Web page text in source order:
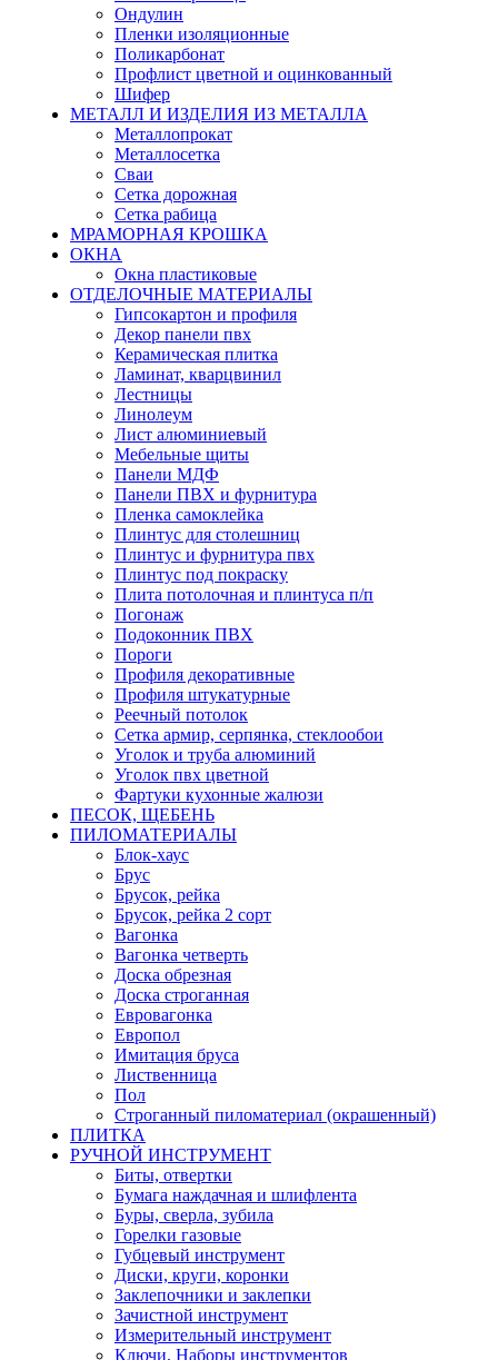
Ондулин
Пленки изоляционные
Поликарбонат
Профлист цветной и оцинкованный
Шифер
МЕТАЛЛ И ИЗДЕЛИЯ ИЗ МЕТАЛЛА
Металлопрокат
Металлосетка
Сваи
Сетка дорожная
Сетка рабица
МРАМОРНАЯ КРОШКА
ОКНА
Окна пластиковые
ОТДЕЛОЧНЫЕ МАТЕРИАЛЫ
Гипсокартон и профиля
Декор панели пвх
Керамическая плитка
Ламинат, кварцвинил
Лестницы
Линолеум
Лист алюминиевый
Мебельные щиты
Панели МДФ
Панели ПВХ и фурнитура
Пленка самоклейка
Плинтус для столешниц
Плинтус и фурнитура пвх
Плинтус под покраску
Плита потолочная и плинтуса п/п
Погонаж
Подоконник ПВХ
Пороги
Профиля декоративные
Профиля штукатурные
Реечный потолок
Сетка армир, серпянка, стеклообои
Уголок и труба алюминий
Уголок пвх цветной
Фартуки кухонные жалюзи
ПЕСОК, ЩЕБЕНЬ
ПИЛОМАТЕРИАЛЫ
Блок-хаус
Брус
Брусок, рейка
Брусок, рейка 2 сорт
Вагонка
Вагонка четверть
Доска обрезная
Доска строганная
Евровагонка
Европол
Имитация бруса
Лиственница
Пол
Строганный пиломатериал (окрашенный)
ПЛИТКА
РУЧНОЙ ИНСТРУМЕНТ
Биты, отвертки
Бумага наждачная и шлифлента
Буры, сверла, зубила
Горелки газовые
Губцевый инструмент
Диски, круги, коронки
Заклепочники и заклепки
Зачистной инструмент
Измерительный инструмент
Ключи, Наборы инструментов